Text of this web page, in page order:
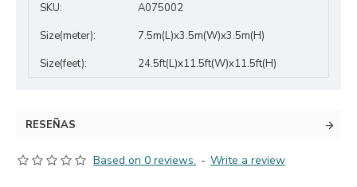
SKU:
A075002
Size(meter):
7.5m(L)x3.5m(W)x3.5m(H)
Size(feet):
24.5ft(L)x11.5ft(W)x11.5ft(H)
RESEÑAS
Based on 0 reviews. - Write a review